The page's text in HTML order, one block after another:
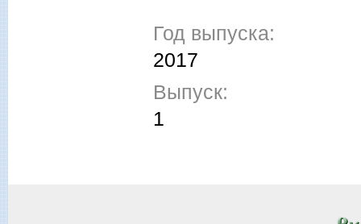
Год выпуска:
2017
Выпуск:
1